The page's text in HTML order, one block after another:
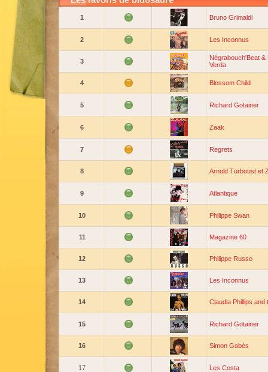
1 Bruno Grimaldi
2 Les Inconnus
3
Négrabouch'Beat &
Verda
4 Blossom Child
5 Richard Gotainer
6 Zaak
7 Regrets
8 Arnold Turboust et
9 Atlantique
10 Philippe Swan
11 Magazine 60
12 Philippe Russo
13 Les Inconnus
14 Claudia Phillips and
15 Richard Gotainer
16 Simon Gobès
17 Les Costa